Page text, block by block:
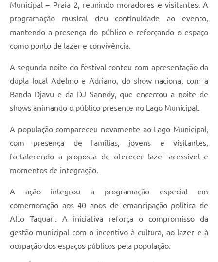
Municipal – Praia 2, reunindo moradores e visitantes. A
programação musical deu continuidade ao evento,
mantendo a presença do público e reforçando o espaço
como ponto de lazer e convivência.
A segunda noite do festival contou com apresentação da
dupla local Adelmo e Adriano, do show nacional com a
Banda Djavu e da DJ Sanndy, que encerrou a noite de
shows animando o público presente no Lago Municipal.
A população compareceu novamente ao Lago Municipal,
com presença de famílias, jovens e visitantes,
fortalecendo a proposta de oferecer lazer acessível e
momentos de integração.
A ação integrou a programação especial em
comemoração aos 40 anos de emancipação política de
Alto Taquari. A iniciativa reforça o compromisso da
gestão municipal com o incentivo à cultura, ao lazer e à
ocupação dos espaços públicos pela população.